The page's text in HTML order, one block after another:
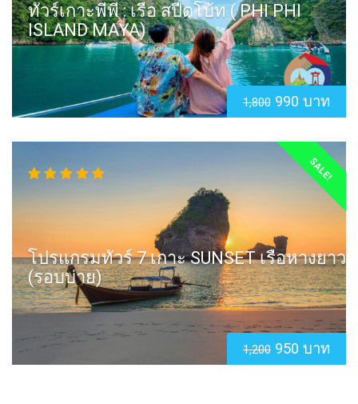
ทัวร์เกาะพีพี : เรือ สปีดโบ้ท ( PHI PHI
ISLAND MAYA)
1,800 990 บาท
SALE!
โปรแกรมทัวร์ 7 เกาะ SUNSET เรือหางยาว
(รอบบ่าย)
1,200 950 บาท